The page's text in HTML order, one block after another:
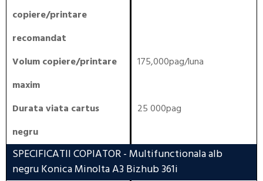
copiere/printare
recomandat
Volum copiere/printare
maxim
175,000pag/luna
Durata viata cartus
negru
25 000pag
SPECIFICATII COPIATOR- Multifunctionala alb
negru Konica Minolta A3 Bizhub 361i